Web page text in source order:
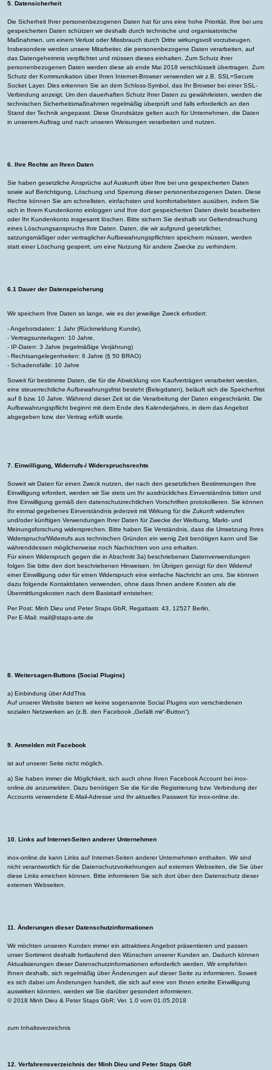
5. Datensicherheit
Die Sicherheit Ihrer personenbezogenen Daten hat für uns eine hohe Priorität. Ihre bei uns
gespeicherten Daten schützen wir deshalb durch technische und organisatorische
Maßnahmen, um einem Verlust oder Missbrauch durch Dritte wirkungsvoll vorzubeugen.
Insbesondere werden unsere Mitarbeiter, die personenbezogene Daten verarbeiten, auf
das Datengeheimnis verpflichtet und müssen dieses einhalten. Zum Schutz ihrer
personenbezogenen Daten werden diese ab ende Mai 2018 verschlüsselt übertragen. Zum
Schutz der Kommunikation über Ihren Internet-Browser verwenden wir z.B. SSL=Secure
Socket Layer. Dies erkennen Sie an dem Schloss-Symbol, das Ihr Browser bei einer SSL-
Verbindung anzeigt. Um den dauerhaften Schutz Ihrer Daten zu gewährleisten, werden die
technischen Sicherheitsmaßnahmen regelmäßig überprüft und falls erforderlich an den
Stand der Technik angepasst. Diese Grundsätze gelten auch für Unternehmen, die Daten
in unserem Auftrag und nach unseren Weisungen verarbeiten und nutzen.
6. Ihre Rechte an Ihren Daten
Sie haben gesetzliche Ansprüche auf Auskunft über Ihre bei uns gespeicherten Daten
sowie auf Berichtigung, Löschung und Sperrung dieser personenbezogenen Daten. Diese
Rechte können Sie am schnellsten, einfachsten und komfortabelsten ausüben, indem Sie
sich in Ihrem Kundenkonto einloggen und Ihre dort gespeicherten Daten direkt bearbeiten
oder Ihr Kundenkonto insgesamt löschen. Bitte sichern Sie deshalb vor Geltendmachung
eines Löschungsanspruchs Ihre Daten. Daten, die wir aufgrund gesetzlicher,
satzungsmäßiger oder vertraglicher Aufbewahrungspflichten speichern müssen, werden
statt einer Löschung gesperrt, um eine Nutzung für andere Zwecke zu verhindern.
6.1 Dauer der Datenspeicherung
Wir speichern Ihre Daten so lange, wie es der jeweilige Zweck erfordert:
- Angebotsdaten: 1 Jahr (Rückmeldung Kunde),
- Vertragsunterlagen: 10 Jahre,
- IP-Daten: 3 Jahre (regelmäßige Verjährung)
- Rechtsangelegenheiten: 6 Jahre (§ 50 BRAO)
- Schadensfälle: 10 Jahre
Soweit für bestimmte Daten, die für die Abwicklung von Kaufverträgen verarbeitet werden,
eine steuerrechtliche Aufbewahrungsfrist besteht (Belegdaten), beläuft sich die Speicherfrist
auf 6 bzw. 10 Jahre. Während dieser Zeit ist die Verarbeitung der Daten eingeschränkt. Die
Aufbewahrungspflicht beginnt mit dem Ende des Kalenderjahres, in dem das Angebot
abgegeben bzw. der Vertrag erfüllt wurde.
7. Einwilligung, Widerrufs-/ Widerspruchsrechte
Soweit wir Daten für einen Zweck nutzen, der nach den gesetzlichen Bestimmungen Ihre
Einwilligung erfordert, werden wir Sie stets um Ihr ausdrückliches Einverständnis bitten und
Ihre Einwilligung gemäß den datenschutzrechtlichen Vorschriften protokollieren. Sie können
Ihr einmal gegebenes Einverständnis jederzeit mit Wirkung für die Zukunft widerrufen
und/oder künftigen Verwendungen Ihrer Daten für Zwecke der Werbung, Markt- und
Meinungsforschung widersprechen. Bitte haben Sie Verständnis, dass die Umsetzung Ihres
Widerspruchs/Widerrufs aus technischen Gründen ein wenig Zeit benötigen kann und Sie
währenddessen möglicherweise noch Nachrichten von uns erhalten.
Für einen Widerspruch gegen die in Abschnitt 3a) beschriebenen Datenverwendungen
folgen Sie bitte den dort beschriebenen Hinweisen. Im Übrigen genügt für den Widerruf
einer Einwilligung oder für einen Widerspruch eine einfache Nachricht an uns. Sie können
dazu folgende Kontaktdaten verwenden, ohne dass Ihnen andere Kosten als die
Übermittlungskosten nach dem Basistarif entstehen:
Per Post: Minh Dieu und Peter Staps GbR, Regattastr. 43, 12527 Berlin,
Per E-Mail: mail@staps-arte.de
8. Weitersagen-Buttons (Social Plugins)
a) Einbindung über AddThis
Auf unserer Website bieten wir keine sogenannte Social Plugins von verschiedenen
sozialen Netzwerken an (z.B. den Facebook „Gefällt mir“-Button“).
9. Anmelden mit Facebook
ist auf unserer Seite nicht möglich.
a) Sie haben immer die Möglichkeit, sich auch ohne Ihren Facebook Account bei inox-
online.de anzumelden. Dazu benötigen Sie die für die Registrierung bzw. Verbindung der
Accounts verwendete E-Mail-Adresse und Ihr aktuelles Passwort für inox-online.de.
10. Links auf Internet-Seiten anderer Unternehmen
inox-online.de kann Links auf Internet-Seiten anderer Unternehmen enthalten. Wir sind
nicht verantwortlich für die Datenschutzvorkehrungen auf externen Webseiten, die Sie über
diese Links erreichen können. Bitte informieren Sie sich dort über den Datenschutz dieser
externen Webseiten.
11. Änderungen dieser Datenschutzinformationen
Wir möchten unseren Kunden immer ein attraktives Angebot präsentieren und passen
unser Sortiment deshalb fortlaufend den Wünschen unserer Kunden an. Dadurch können
Aktualisierungen dieser Datenschutzinformationen erforderlich werden. Wir empfehlen
Ihnen deshalb, sich regelmäßig über Änderungen auf dieser Seite zu informieren. Soweit
es sich dabei um Änderungen handelt, die sich auf eine von Ihnen erteilte Einwilligung
auswirken könnten, werden wir Sie darüber gesondert informieren.
© 2018 Minh Dieu & Peter Staps GbR; Ver. 1.0 vom 01.05.2018
zum Inhaltsverzeichnis
12. Verfahrensverzeichnis der Minh Dieu und Peter Staps GbR